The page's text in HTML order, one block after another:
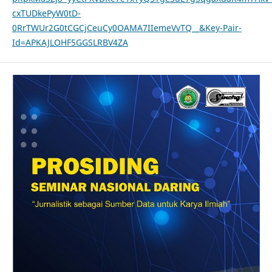
cxTUDkePyW0tD-
0RrTWUr2G0tCGCjCeuCy0OAMA7IIemeVvTQ__&Key-Pair-
Id=APKAJLOHF5GGSLRBV4ZA